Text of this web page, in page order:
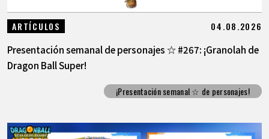
ARTÍCULOS 04.08.2026
Presentación semanal de personajes ☆ #267: ¡Granolah de
Dragon Ball Super!
¡Presentación semanal ☆ de personajes!